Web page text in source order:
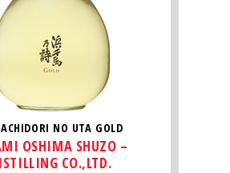
NO UTA GOLD
OSHIMA SHUZO –
CO.,LTD.